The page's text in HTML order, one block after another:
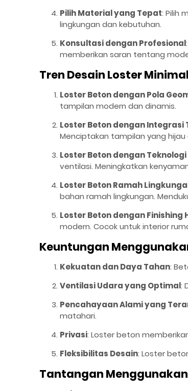
Pilih Material yang Tepat: Pilih
lingkungan dan kebutuhan.
Konsultasi dengan Profesional
memberikan saran tentang
Tren Desain Loster
Loster Beton dengan Pola
tampilan modern dan dinamis.
Loster Beton dengan Integrasi
Menciptakan tampilan yang hijau
Loster Beton dengan
ventilasi. Meningkatkan
Loster Beton Ramah
bahan ramah lingkungan.
Loster Beton dengan Finishing
modern. Cocok untuk interior
Keuntungan
Kekuatan dan Daya Tahan:
Ventilasi Udara yang Optimal:
Pencahayaan Alami yang
matahari.
Privasi: Loster beton
Fleksibilitas Desain: Loster
Tantangan